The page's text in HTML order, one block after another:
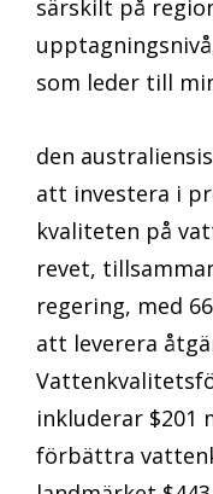
särskilt på
som leder till
den
att investera i
kvaliteten på
revet,
regering, med
att leverera
inkluderar $201
förbättra